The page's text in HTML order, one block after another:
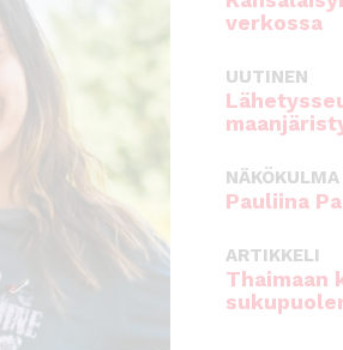
verkossa
UUTINEN
NÄKÖKULMA
Pauliina
ARTIKKELI
Thaimaan